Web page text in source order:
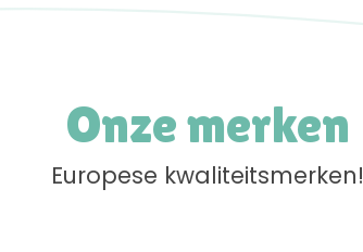
Onze merken
Europese kwaliteitsmerken!